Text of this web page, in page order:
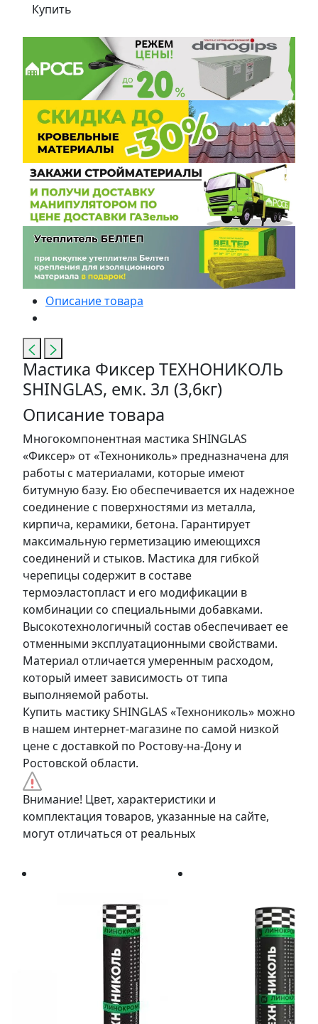
Купить
Описание товара
Мастика Фиксер ТЕХНОНИКОЛЬ
SHINGLAS, емк. 3л (3,6кг)
Описание товара
Многокомпонентная мастика SHINGLAS
«Фиксер» от «Технониколь» предназначена для
работы с материалами, которые имеют
битумную базу. Ею обеспечивается их надежное
соединение с поверхностями из металла,
кирпича, керамики, бетона. Гарантирует
максимальную герметизацию имеющихся
соединений и стыков. Мастика для гибкой
черепицы содержит в составе
термоэластопласт и его модификации в
комбинации со специальными добавками.
Высокотехнологичный состав обеспечивает ее
отменными эксплуатационными свойствами.
Материал отличается умеренным расходом,
который имеет зависимость от типа
выполняемой работы.
Купить мастику SHINGLAS «Технониколь» можно
в нашем интернет-магазине по самой низкой
цене с доставкой по Ростову-на-Дону и
Ростовской области.
Внимание! Цвет, характеристики и
комплектация товаров, указанные на сайте,
могут отличаться от реальных